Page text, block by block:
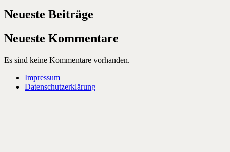
Neueste Beiträge
Neueste Kommentare
Es sind keine Kommentare vorhanden.
Impressum
Datenschutzerklärung